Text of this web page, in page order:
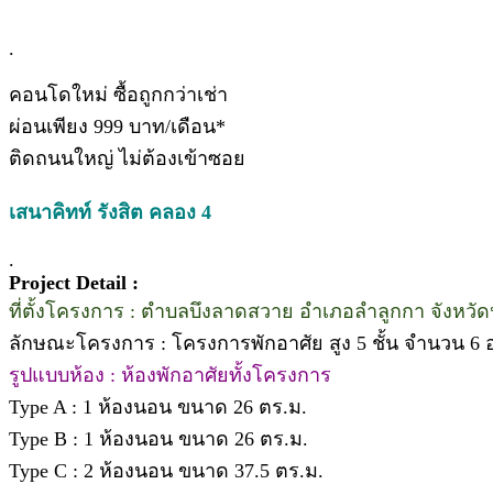
.
คอนโดใหม่ ซื้อถูกกว่าเช่า
ผ่อนเพียง 999 บาท/เดือน*
ติดถนนใหญ่ ไม่ต้องเข้าซอย
เสนาคิทท์ รังสิต คลอง 4
.
Project Detail :
ที่ตั้งโครงการ : ตำบลบึงลาดสวาย อำเภอลำลูกกา จังหวั
ลักษณะโครงการ : โครงการพักอาศัย สูง 5 ชั้น จำนวน 6
รูปแบบห้อง : ห้องพักอาศัยทั้งโครงการ
Type A : 1 ห้องนอน ขนาด 26 ตร.ม.
Type B : 1 ห้องนอน ขนาด 26 ตร.ม.
Type C : 2 ห้องนอน ขนาด 37.5 ตร.ม.